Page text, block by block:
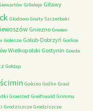
Gilleleje Giławy
Glodowo Gnaty Szczerbaki
Gniezno Gnoien
Golesze Golub-Dobrzyń Gorlice
Wielkopolski Gostynin Gouda
Gołdap
Gościno Goźlin Graal
Graested Greifswald Grimma
Grodziszcze Grodziszcze